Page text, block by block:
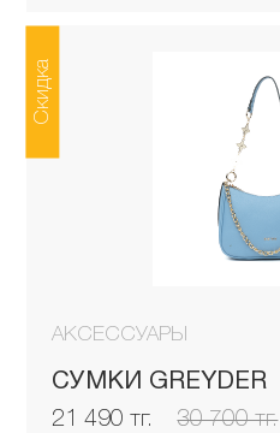
АКСЕССУАРЫ
СУМКИ GREYDER
21 490 тг. 30 700 тг.
Скидка